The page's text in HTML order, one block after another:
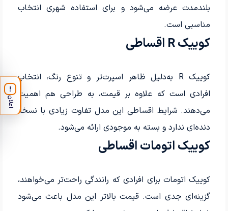
بلندمدت عرضه می‌شود و برای استفاده شهری انتخاب
مناسبی است.
کوییک R اقساطی
کوییک R به‌دلیل ظاهر اسپرت‌تر و تنوع رنگ، انتخاب
افرادی است که علاوه بر قیمت، به طراحی هم اهمیت
می‌دهند. شرایط اقساطی این مدل تفاوت زیادی با نسخه
دنده‌ای ندارد و بسته به موجودی ارائه می‌شود.
کوییک اتومات اقساطی
کوییک اتومات برای افرادی که رانندگی راحت‌تر می‌خواهند،
گزینه‌ای جدی است. قیمت بالاتر این مدل باعث می‌شود
!
اعلان